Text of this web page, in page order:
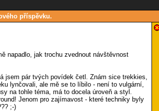
příspěvku.
napadlo, jak trochu zvednout návštěvnost
jsem pár tvých povídek četl. Znám sice trekkies,
lynčovali, ale mě se to líbilo - není to vulgární,
na tohle téma, má to docela úroveň a styl.
Jenom pro zajímavost - které techniky byly
;-)